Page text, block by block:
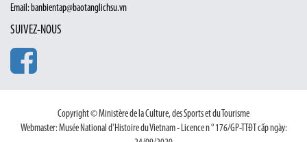
Email: banbientap@baotanglichsu.vn
SUIVEZ-NOUS
Copyright © Ministère de la Culture, des Sports et du Tourisme
Webmaster: Musée National d'Histoire du Vietnam - Licence n ° 176/GP-TTĐT cấp ngày: